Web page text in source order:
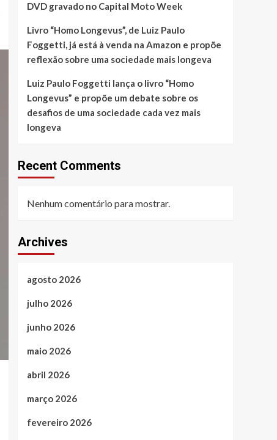
DVD gravado no Capital Moto Week
Livro “Homo Longevus”, de Luiz Paulo
Foggetti, já está à venda na Amazon e propõe
reflexão sobre uma sociedade mais longeva
Luiz Paulo Foggetti lança o livro “Homo
Longevus” e propõe um debate sobre os
desafios de uma sociedade cada vez mais
longeva
Recent Comments
Nenhum comentário para mostrar.
Archives
agosto 2026
julho 2026
junho 2026
maio 2026
abril 2026
março 2026
fevereiro 2026